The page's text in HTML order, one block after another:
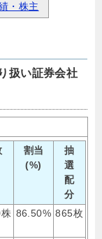
・株主
扱い証券会社
割当
(%)
抽
選
配
分
86.50% 865枚